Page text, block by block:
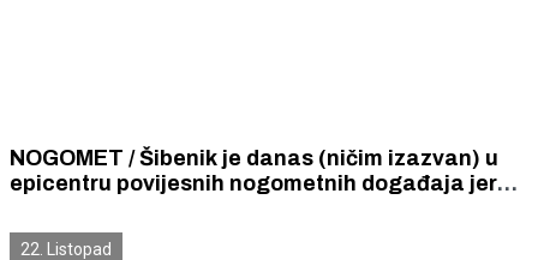
NOGOMET / Šibenik je danas (ničim izazvan) u
epicentru povijesnih nogometnih događaja jer
iako je već ispao u Drugu ligu.
22. Listopad